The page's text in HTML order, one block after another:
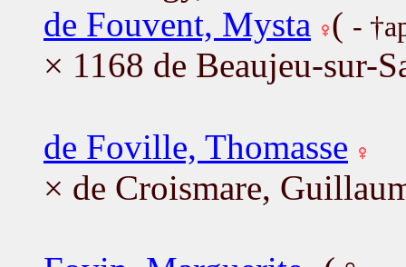
de Fouvent, Mysta ( -
× 1168 de Beaujeu-sur-
de Foville, Thomasse
× de Croismare,